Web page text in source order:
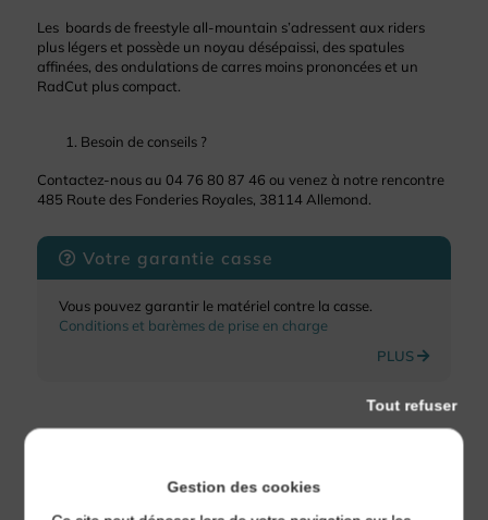
Les boards de freestyle all-mountain s’adressent aux riders
plus légers et possède un noyau désépaissi, des spatules
affinées, des ondulations de carres moins prononcées et un
RadCut plus compact.
Besoin de conseils ?
Contactez-nous au 04 76 80 87 46 ou venez à notre rencontre
485 Route des Fonderies Royales, 38114 Allemond.
Votre garantie casse
Vous pouvez garantir le matériel contre la casse.
Conditions et barèmes de prise en charge
PLUS
À découvrir aussi
Gestion des cookies
Tout refuser